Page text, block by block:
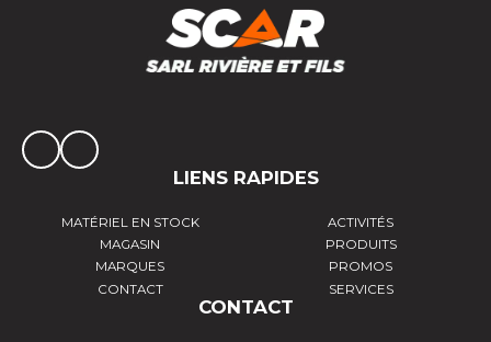
LIENS RAPIDES
MATÉRIEL EN STOCK
ACTIVITÉS
MAGASIN
PRODUITS
MARQUES
PROMOS
CONTACT
SERVICES
CONTACT